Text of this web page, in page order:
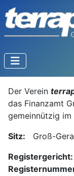
Der Verein
das Finanzamt
gemeinnützig im
Sitz: Groß-
Registergericht: